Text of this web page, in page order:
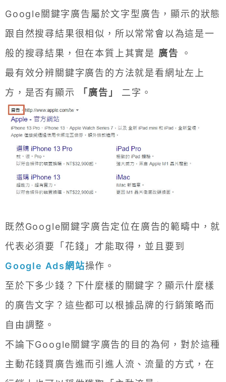
Google關鍵字廣告屬於文字型廣告，顯示的狀態
跟自然搜尋結果很相似，所以常常會以為這是一
般的搜尋結果，但在本質上其實是 廣告 。
最有效分辨關鍵字廣告的方法就是看網址左上
方，是否有顯示
「廣告」 二字。
既然Google關鍵字廣告定位在廣告的範疇中，就
代表必須要「花錢」才能取得，並且要到
Google Ads網站操作。
至於下多少錢？下什麼樣的關鍵字？顯示什麼樣
的廣告文字？這些都可以根據品牌的行銷策略而
自由調整。
不論下Google關鍵字廣告的目的為何，對於這種
主動花錢買廣告進而引進人流、流量的方式，在